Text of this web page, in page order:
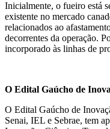
Inicialmente, o fueiro está
existente no mercado
relacionados ao
decorrentes da operação.
incorporado às linhas de
O Edital Gaúcho de
O Edital Gaúcho de
Senai, IEL e Sebrae, tem